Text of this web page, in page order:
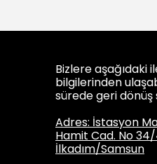
Bizlere aşağıdaki
bilgilerinden
sürede geri dönüş
Adres: İstasyon
Hamit Cad. No
İlkadım/Samsun